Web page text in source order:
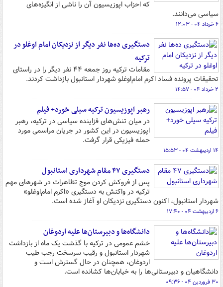
که احزاب اپوزیسیون آن را ناشی از انگیزه‌های
سیاسی می‌دانند.
۶ خرداد ۰۴ - ۱۲:۰۳
دستگیری ده‌ها نفر دیگر از نزدیکان امام‌ اوغلو در
ترکیه
مقامات ترکیه روز جمعه ۴۴ نفر دیگر را در راستای
تحقیقات پرونده فساد اکرم امام‌اوغلو شهردار استانبول بازداشت کردند.
۲ خرداد ۰۴ - ۱۴:۵۷
رهبر اپوزیسیون ترکیه سیلی خورد+ فیلم
در میان تنش‌های فزاینده سیاسی در ترکیه، رهبر
اپوزیسیون در این کشور در جریان مراسمی مورد
حمله فیزیکی قرار گرفت.
۱۴ اردیبهشت ۰۴ - ۱۵:۵۳
دستگیری ۴۷ مقام شهرداری استانبول
پس از فروکش کردن موج تظاهرات در شهرهای مهم
ترکیه در واکنش به دستگیری «اکرم‌ امام‌اوغلو»
شهردار استانبول، اکنون دستگیری نزدیکان او آغاز شده است.
۶ اردیبهشت ۰۴ - ۱۷:۴۰
دانشگاه‌ها و دبیرستان‌ها علیه اردوغان
خشم عمومی در ترکیه با گذشت یک ماه از بازداشت
شهردار استانبول و رقیب سرسخت رجب طیب
اردوغان، همچنان در حال گسترش است و
دانشگاهیان و دبیرستانی‌ها را به خیابان‌ها کشانده است.
۳۰ فروردین ۰۴ - ۰۹:۳۶